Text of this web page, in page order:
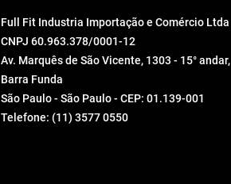
Full Fit Industria Importação e Comércio Ltda
CNPJ 60.963.378/0001-12
Av. Marquês de São Vicente, 1303 - 15° andar,
Barra Funda
São Paulo - São Paulo - CEP: 01.139-001
Telefone: (11) 3577 0550